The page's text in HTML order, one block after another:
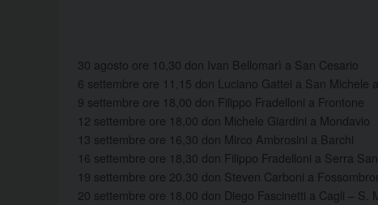
30 agosto ore 10,30 don Ivan Bellomarì a San Cesario
6 settembre ore 11,15 don Luciano Gattei a San Michele
9 settembre ore 18,00 don Filippo Fradelloni a Frontone
12 settembre ore 18,00 don Michele Giardini a Mondavio
13 settembre ore 16,30 don Mirco Ambrosini a Barchi
16 settembre ore 18,30 don Filippo Fradelloni a Serra
19 settembre ore 20.30 don Steven Carboni a
20 settembre ore 18,00 don Diego Fascinetti a Cagli – S.